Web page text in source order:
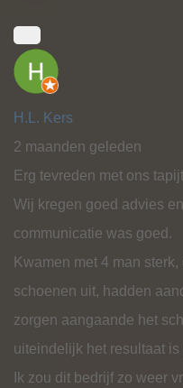
H.L. Kers
2 maanden geleden
Erg tevreden met ons
Wij kregen goed advies
communicatie was goed.
Kwamen met 4 man
schoenen uit, hadden
zorgen aangaande het
uiteindelijk het resultaat is
Ik zou dit bedrijf zo weer